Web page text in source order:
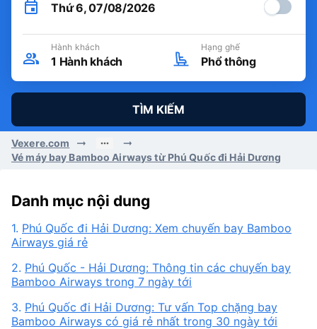
Thứ 6, 07/08/2026
Hành khách
1 Hành khách
Hạng ghế
Phổ thông
TÌM KIẾM
Vexere.com
Vé máy bay Bamboo Airways từ Phú Quốc đi Hải Dương
Danh mục nội dung
1. Phú Quốc đi Hải Dương: Xem chuyến bay Bamboo
Airways giá rẻ
2. Phú Quốc - Hải Dương: Thông tin các chuyến bay
Bamboo Airways trong 7 ngày tới
3. Phú Quốc đi Hải Dương: Tư vấn Top chặng bay
Bamboo Airways có giá rẻ nhất trong 30 ngày tới